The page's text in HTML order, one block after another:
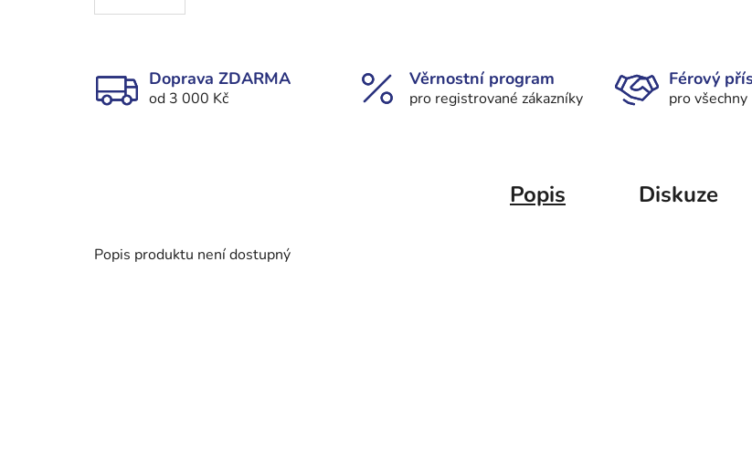
Doprava ZDARMA
od 3 000 Kč
Věrnostní program
pro registrované zákazníky
Férový
pro všechny
Popis Diskuze
Popis produktu není dostupný